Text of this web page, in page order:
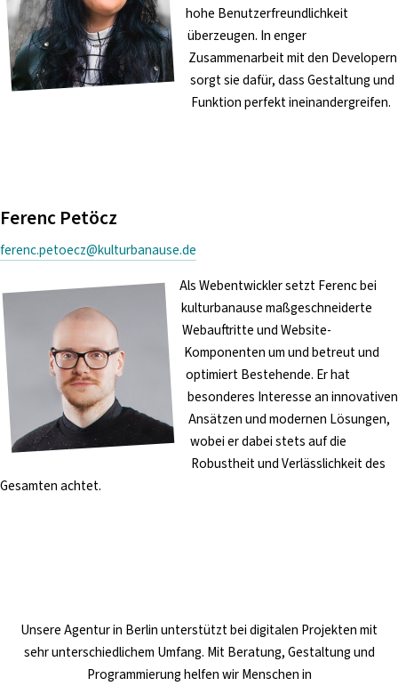
hohe Benutzerfreundlichkeit
überzeugen. In enger
Zusammenarbeit mit den Developern
sorgt sie dafür, dass Gestaltung und
Funktion perfekt ineinandergreifen.
Ferenc Petöcz
ferenc.petoecz@kulturbanause.de
Als Webentwickler setzt Ferenc bei
kulturbanause maßgeschneiderte
Webauftritte und Website-
Komponenten um und betreut und
optimiert Bestehende. Er hat
besonderes Interesse an innovativen
Ansätzen und modernen Lösungen,
wobei er dabei stets auf die
Robustheit und Verlässlichkeit des
Gesamten achtet.
UnsereAgentur in Berlinunterstützt bei digitalen Projekten mit
sehr unterschiedlichem Umfang. Mit Beratung, Gestaltung und
Programmierung helfen wir Menschen in